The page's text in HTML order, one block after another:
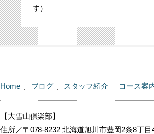
す）
Home ブログ スタッフ紹介 コース案
【大雪山倶楽部】
住所／〒078-8232 北海道旭川市豊岡2条8丁目